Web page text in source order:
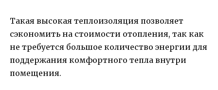
Такая высокая теплоизоляция позволяет
сэкономить на стоимости отопления, так как
не требуется большое количество энергии для
поддержания комфортного тепла внутри
помещения.